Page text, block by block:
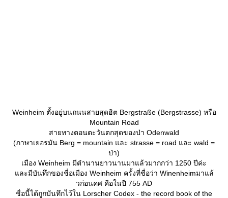
Weinheim ตั้งอยู่บนถนนสายสุดฮิต Bergstraße (Bergstrasse) หรือ
Mountain Road
สายทางตอนตะวันตกสุดของป่า Odenwald
(ภาษาเยอรมัน Berg = mountain และ strasse = road และ wald =
ป่า)
เมือง Weinheim มีตำนานยาวนานมาแล้วมากกว่า 1250 ปีค่ะ
ละมีบันทึกของชื่อเมือง Weinheim ครั้งที่ชื่อว่า Winenheimมาแล้
วก่อนคศ คือในปี 755 AD
ชื่อนี้ได้ถูกบันทึกไว้ใน Lorscher Codex - the record book of the